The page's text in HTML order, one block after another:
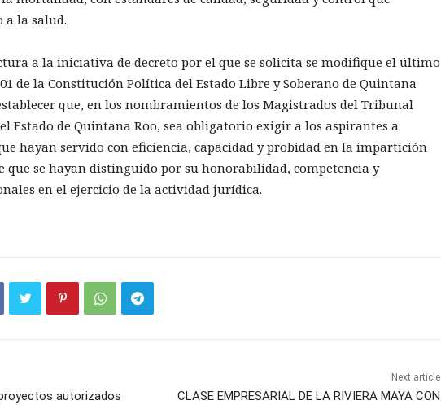
a la salud.
a la iniciativa de decreto por el que se solicita se modifique el último
de la Constitución Política del Estado Libre y Soberano de Quintana
que, en los nombramientos de los Magistrados del Tribunal
Estado de Quintana Roo, sea obligatorio exigir a los aspirantes a
hayan servido con eficiencia, capacidad y probidad en la impartición
que se hayan distinguido por su honorabilidad, competencia y
en el ejercicio de la actividad jurídica.
autorizados
Next article
CLASE EMPRESARIAL DE LA RIVIERA MAYA CON